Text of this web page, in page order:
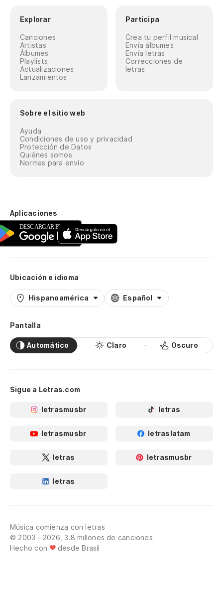
Explorar
Canciones
Artistas
Álbumes
Playlists
Actualizaciones
Lanzamientos
Participa
Crea tu perfil musical
Envía álbumes
Envía letras
Correcciones de
letras
Sobre el sitio web
Ayuda
Condiciones de uso y privacidad
Protección de Datos
Quiénes somos
Normas para envío
Aplicaciones
Ubicación e idioma
Hispanoamérica Español
Pantalla
Automático Claro Oscuro
Sigue a Letras.com
letrasmusbr letras
letrasmusbr letraslatam
letras letrasmusbr
letras
Música comienza con letras
© 2003 - 2026, 3.8 millones de canciones
Hecho con
desde Brasil